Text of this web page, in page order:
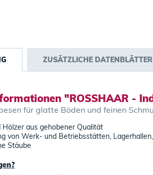
ZUSÄTZLICHE DATENBLÄTTER
"ROSSHAAR -
für glatte Böden und feinen
Hölzer aus gehobener Qualität
von Werk- und Betriebsstätten,
Stäube